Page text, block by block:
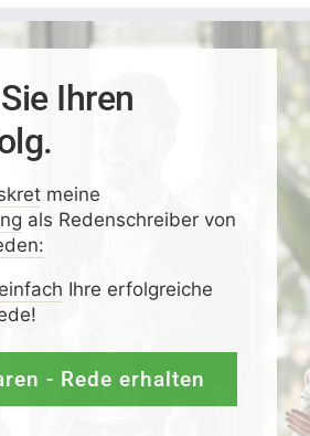
Ihren
meine
als Redenschreiber von
Ihre erfolgreiche
- Rede erhalten